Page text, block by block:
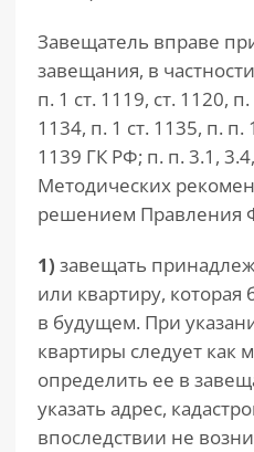
Завещатель вправе
завещания, в
п. 1 ст. 1119, ст. 1120,
1134, п. 1 ст. 1135, п. п.
1139 ГК РФ; п. п. 3.1,
Методических
решением Правления
1) завещать
или квартиру,
в будущем. При
квартиры следует как
определить ее в
указать адрес,
впоследствии не